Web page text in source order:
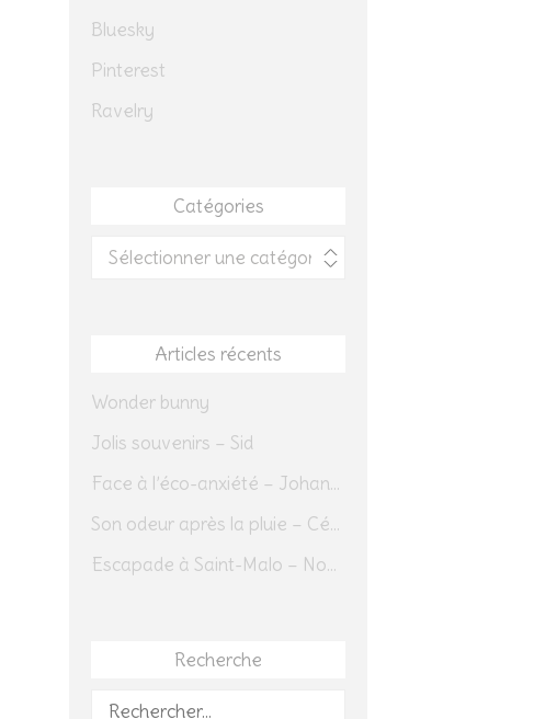
Bluesky
Pinterest
Ravelry
Catégories
Catégories
Articles récents
Wonder bunny
Jolis souvenirs – Sid
Face à l’éco-anxiété – Johannes Herrmann
Son odeur après la pluie – Cédric Sapin-Defour
Escapade à Saint-Malo – Novembre 2025 – Jour 1
Recherche
Rechercher :